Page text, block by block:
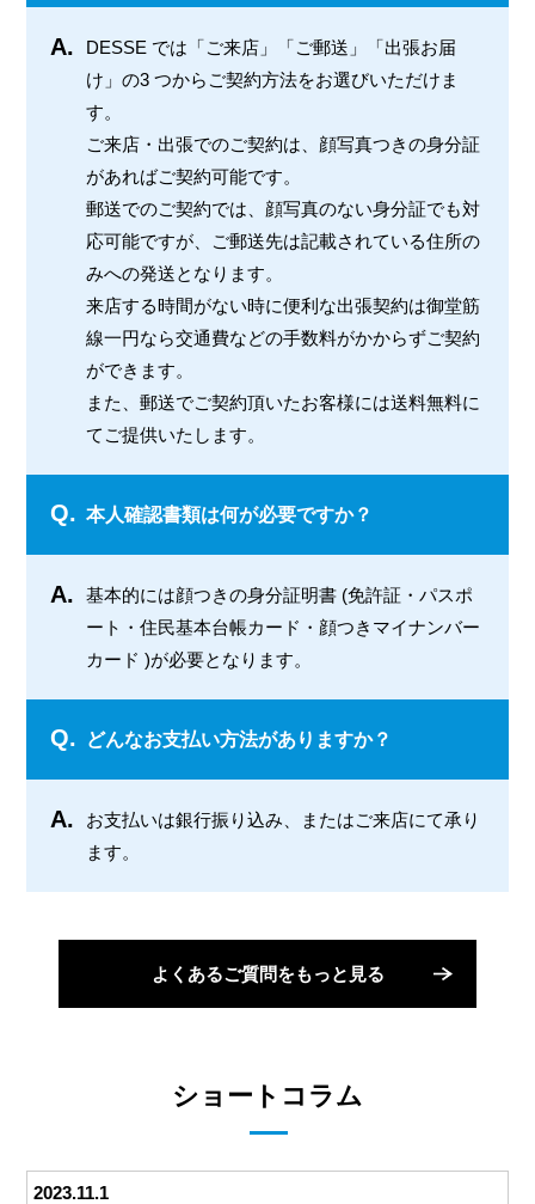
A.
DESSE では「ご来店」「ご郵送」「出張お届
け」の3 つからご契約方法をお選びいただけま
す。
ご来店・出張でのご契約は、顔写真つきの身分証
があればご契約可能です。
郵送でのご契約では、顔写真のない身分証でも対
応可能ですが、ご郵送先は記載されている住所の
みへの発送となります。
来店する時間がない時に便利な出張契約は御堂筋
線一円なら交通費などの手数料がかからずご契約
ができます。
また、郵送でご契約頂いたお客様には送料無料に
てご提供いたします。
Q. 本人確認書類は何が必要ですか？
A.
基本的には顔つきの身分証明書 (免許証・パスポ
ート・住民基本台帳カード・顔つきマイナンバー
カード )が必要となります。
Q. どんなお支払い方法がありますか？
A.
お支払いは銀行振り込み、またはご来店にて承り
ます。
よくあるご質問をもっと見る
ショートコラム
2023.11.1